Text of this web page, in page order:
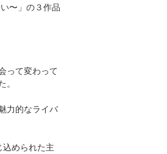
〜」の３作品
って変わって
。
力的なライバ
込められた主